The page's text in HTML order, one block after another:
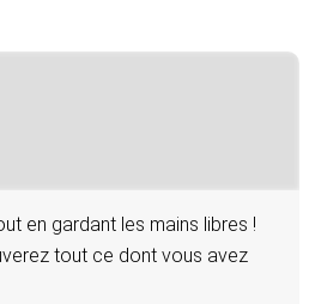
en gardant les mains libres !
tout ce dont vous avez